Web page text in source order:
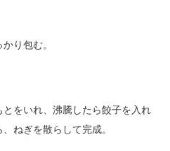
り包む。
をいれ、沸騰したら餃子を入れ
ねぎを散らして完成。